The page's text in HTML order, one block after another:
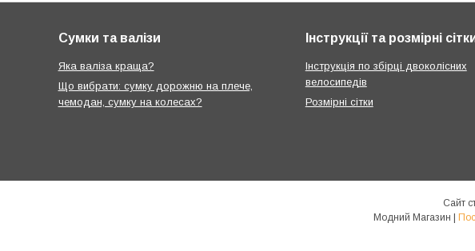
Сумки та валізи
Яка валіза краща?
Що вибрати: сумку дорожню на плече,
чемодан, сумку на колесах?
Інструкції та розмірні
Інструкція по збірці двоколісних
велосипедів
Розмірні сітки
Сайт